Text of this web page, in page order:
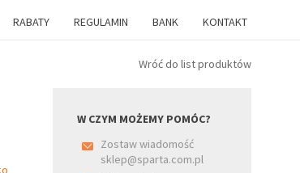
RABATY REGULAMIN BANK KONTAKT
Wróć do list produktów
W CZYM MOŻEMY POMÓC?
Zostaw wiadomość
sklep@sparta.com.pl